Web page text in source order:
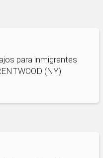
para inmigrantes
(NY)